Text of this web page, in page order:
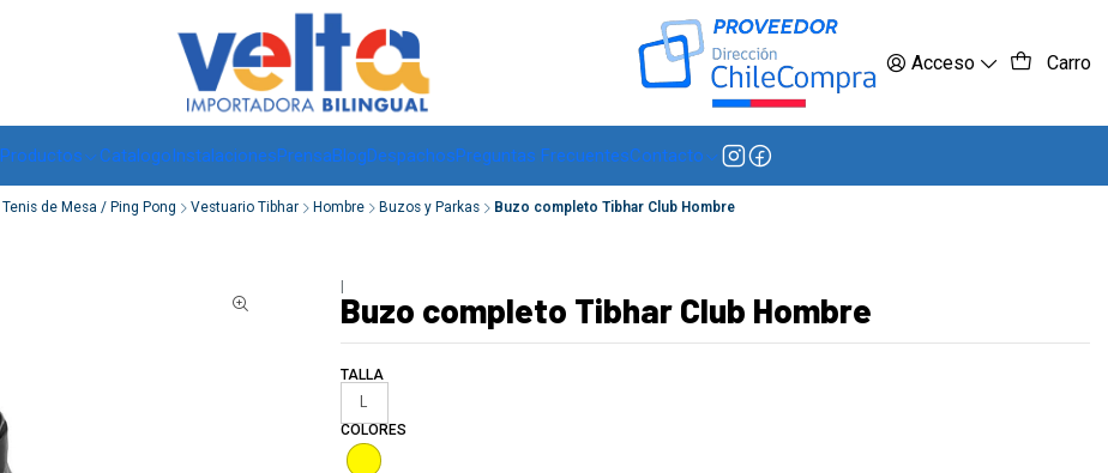
Acceso Carro
Productos CatalogoInstalacionesPrensaBlogDespachosPreguntas FrecuentesContacto
Envíos a todo Chile, RM de 1 a 3 días hábiles, regiones -
Tenis de Mesa / Ping Pong Vestuario Tibhar Hombre Buzos y Parkas Buzo completo Tibhar Club Hombre
|
Buzo completo Tibhar Club Hombre
TALLA
L
COLORES